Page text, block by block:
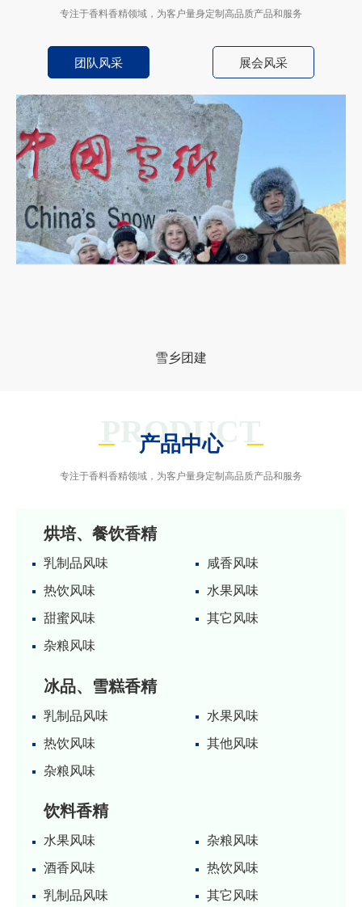
专注于香料香精领域，为客户量身定制高品质产品和服务
团队风采 展会风采
雪乡团建
PRODUCT
产品中心
专注于香料香精领域，为客户量身定制高品质产品和服务
烘培、餐饮香精
乳制品风味
咸香风味
热饮风味
水果风味
甜蜜风味
其它风味
杂粮风味
冰品、雪糕香精
乳制品风味
水果风味
热饮风味
其他风味
杂粮风味
饮料香精
水果风味
杂粮风味
酒香风味
热饮风味
乳制品风味
其它风味